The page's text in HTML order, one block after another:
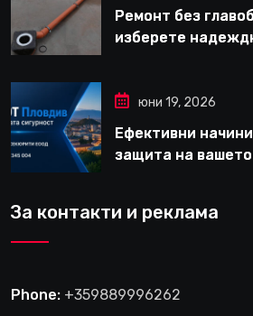
Ремонт без
изберете
юни 19, 2026
Ефективни
защита на
За контакти и реклама
Phone: +359889996262